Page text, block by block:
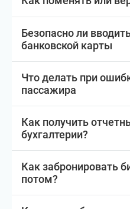
Безопасно ли
банковской карты
Что делать при
пассажира
Как получить
бухгалтерии?
Как забронировать
потом?